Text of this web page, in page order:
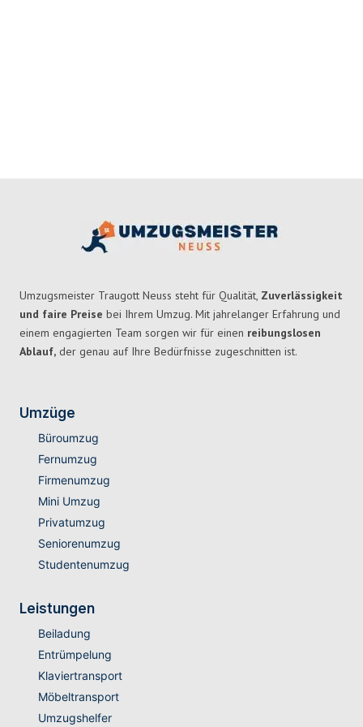
Umzugsmeister Traugott Neuss steht für Qualität, Zuverlässigkeit
und faire Preise bei Ihrem Umzug. Mit jahrelanger Erfahrung und
einem engagierten Team sorgen wir für einen reibungslosen
Ablauf, der genau auf Ihre Bedürfnisse zugeschnitten ist.
Umzüge
Büroumzug
Fernumzug
Firmenumzug
Mini Umzug
Privatumzug
Seniorenumzug
Studentenumzug
Leistungen
Beiladung
Entrümpelung
Klaviertransport
Möbeltransport
Umzugshelfer